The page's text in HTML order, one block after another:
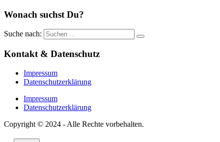
Wonach suchst Du?
Suche nach:
Kontakt & Datenschutz
Impressum
Datenschutzerklärung
Impressum
Datenschutzerklärung
Copyright © 2024 - Alle Rechte vorbehalten.